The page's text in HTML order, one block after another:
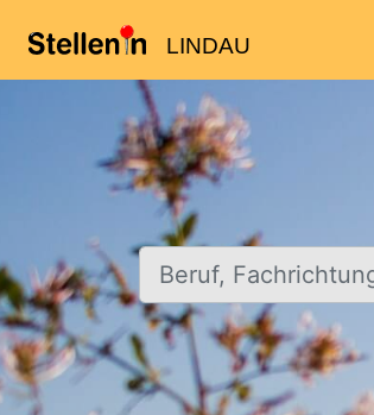
LINDAU
Beruf, Fachrichtung, Firma